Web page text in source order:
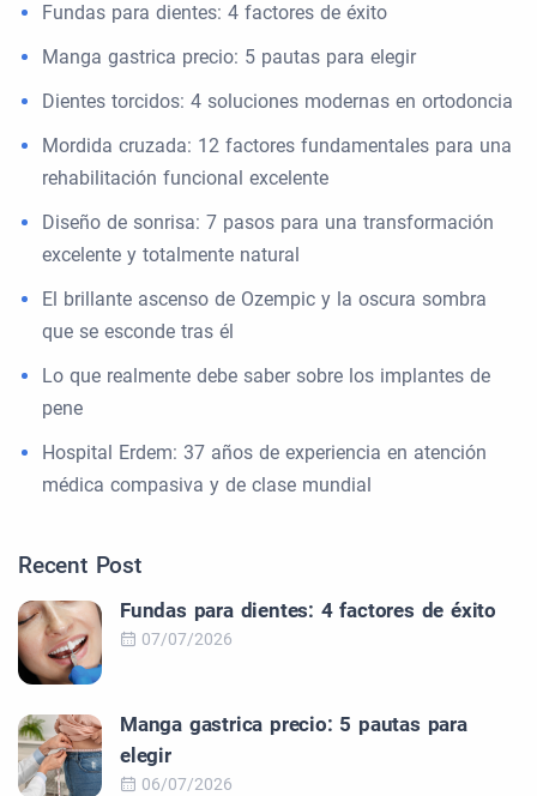
Fundas para dientes: 4 factores de éxito
Manga gastrica precio: 5 pautas para elegir
Dientes torcidos: 4 soluciones modernas en ortodoncia
Mordida cruzada: 12 factores fundamentales para una
rehabilitación funcional excelente
Diseño de sonrisa: 7 pasos para una transformación
excelente y totalmente natural
El brillante ascenso de Ozempic y la oscura sombra
que se esconde tras él
Lo que realmente debe saber sobre los implantes de
pene
Hospital Erdem: 37 años de experiencia en atención
médica compasiva y de clase mundial
Recent Post
Fundas para dientes: 4 factores de éxito
07/07/2026
Manga gastrica precio: 5 pautas para
elegir
06/07/2026